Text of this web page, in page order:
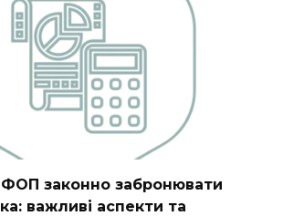
законно забронювати
важливі аспекти та